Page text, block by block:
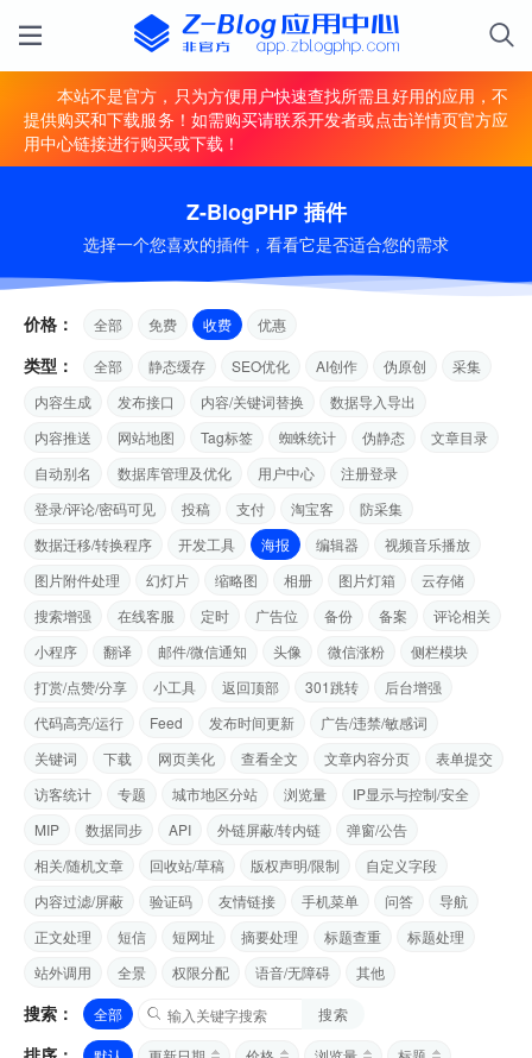
本站不是官方，只为方便用户快速查找所需且好用的应用，不
提供购买和下载服务！如需购买请联系开发者或点击详情页官方应
用中心链接进行购买或下载！
Z-BlogPHP 插件
选择一个您喜欢的插件，看看它是否适合您的需求
价格： 全部 免费 收费 优惠
类型： 全部 静态缓存 SEO优化 AI创作 伪原创
采集
内容生成
发布接口 内容/关键词替换
数据导入导出
内容推送
网站地图 Tag标签 蜘蛛统计 伪静态
文章目录
自动别名
数据库管理及优化 用户中心
注册登录
登录/评论/密码可见
投稿 支付 淘宝客
防采集
数据迁移/转换程序
开发工具 海报 编辑器
视频音乐播放
图片附件处理
幻灯片 缩略图 相册 图片灯箱
云存储
搜索增强
在线客服 定时 广告位 备份 备案
评论相关
小程序
翻译 邮件/微信通知 头像 微信涨粉
侧栏模块
打赏/点赞/分享
小工具 返回顶部 301跳转
后台增强
代码高亮/运行
Feed 发布时间更新
广告/违禁/敏感词
关键词
下载 网页美化 查看全文 文章内容分页
表单提交
访客统计
专题 城市地区分站 浏览量
IP显示与控制/安全
MIP
数据同步 API 外链屏蔽/转内链
弹窗/公告
相关/随机文章
回收站/草稿 版权声明/限制
自定义字段
内容过滤/屏蔽
验证码 友情链接 手机菜单 问答
导航
正文处理
短信 短网址 摘要处理 标题查重
标题处理
站外调用
全景 权限分配 语音/无障碍 其他
搜索： 全部 搜索